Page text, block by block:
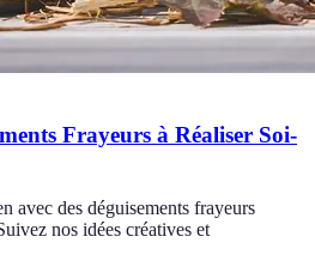
Frayeurs à Réaliser Soi-
avec des déguisements frayeurs
nos idées créatives et